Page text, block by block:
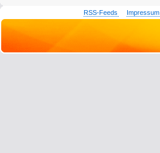
RSS-Feeds Impressum